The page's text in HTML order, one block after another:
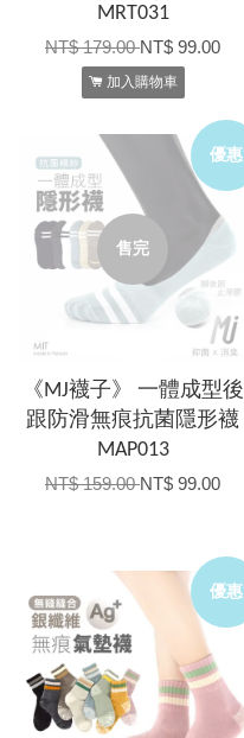
MRT031
NT$ 179.00NT$ 99.00
加入購物車
優惠
售完
《MJ襪子》 一體成型後
跟防滑無痕抗菌隱形襪
MAP013
NT$ 159.00NT$ 99.00
優惠